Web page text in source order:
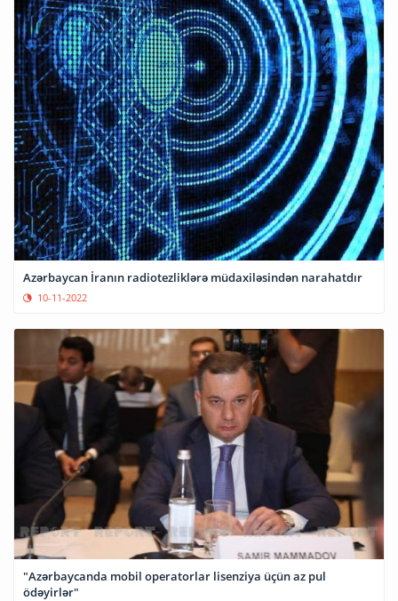
Azərbaycan İranın radiotezliklərə müdaxiləsindən narahatdır
10-11-2022
"Azərbaycanda mobil operatorlar lisenziya üçün az pul
ödəyirlər"